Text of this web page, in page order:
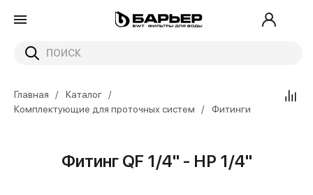
Главная
Каталог
Комплектующие для проточных систем
Фитинги
Фитинг QF 1/4" - НР 1/4"